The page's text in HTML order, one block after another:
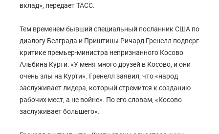
вклад», передает ТАСС.
Тем временем бывший специальный посланник США по
диалогу Белграда и Приштины Ричард Гренелл подверг
критике премьер-министра непризнанного Косово
Альбина Курти: «У меня много друзей в Косово, и они
очень злы на Курти». Гренелл заявил, что «народ
заслуживает лидера, который стремится к созданию
рабочих мест, а не войне». По его словам, «Косово
заслуживает большего».